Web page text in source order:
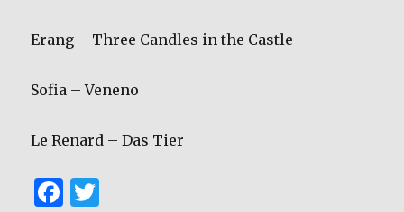
Erang – Three Candles in the Castle
Sofia – Veneno
Le Renard – Das Tier
F